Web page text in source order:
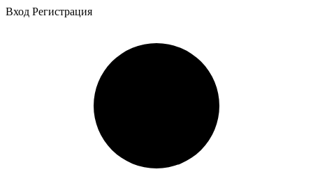
Вход Регистрация